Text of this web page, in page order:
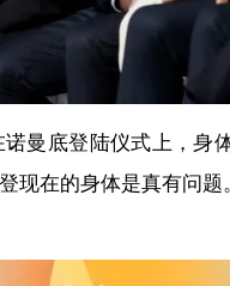
曼底登陆仪式上，身
现在的身体是真有问题。